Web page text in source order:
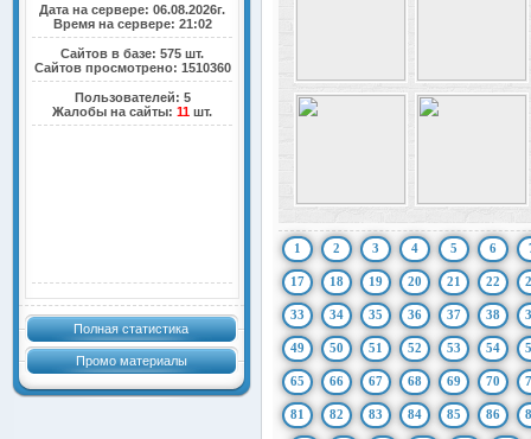
Дата на сервере: 06.08.2026г.
Время на сервере: 21:02
Сайтов в базе: 575 шт.
Сайтов просмотрено: 1510360
Пользователей: 5
Жалобы на сайты:11 шт.
Полная статистика
Промо материалы
1 2 3 4 5 6
17 18 19 20 21 22
33 34 35 36 37 38
49 50 51 52 53 54
65 66 67 68 69 70
81 82 83 84 85 86